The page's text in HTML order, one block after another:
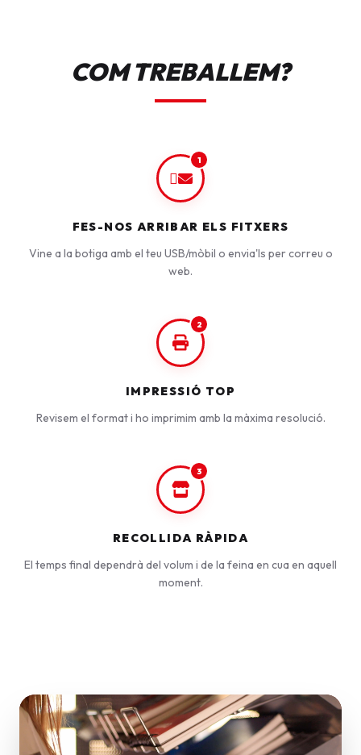
COM TREBALLEM?
1
FES-NOS ARRIBAR ELS FITXERS
Vine a la botiga amb el teu USB/mòbil o envia'ls per correu o
web.
2
IMPRESSIÓ TOP
Revisem el format i ho imprimim amb la màxima resolució.
3
RECOLLIDA RÀPIDA
El temps final dependrà del volum i de la feina en cua en aquell
moment.